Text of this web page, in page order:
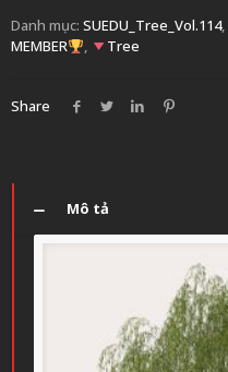
Danh mục: SUEDU_Tree_Vol.114,
MEMBER
, Tree
Share
Mô tả